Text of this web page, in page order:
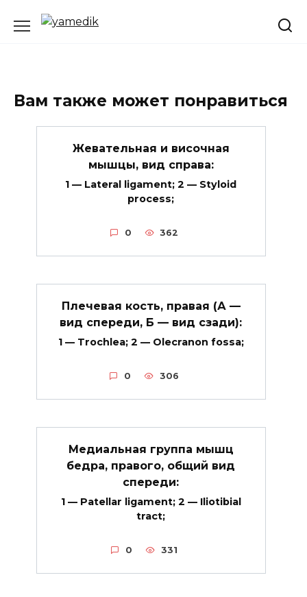
Вам также может понравиться
Жевательная и височная
мышцы, вид справа:
1 — Lateral ligament; 2 — Styloid
process;
0 362
Плечевая кость, правая (А —
вид спереди, Б — вид сзади):
1 — Trochlea; 2 — Olecranon fossa;
0 306
Медиальная группа мышц
бедра, правого, общий вид
спереди:
1 — Patellar ligament; 2 — Iliotibial
tract;
0 331